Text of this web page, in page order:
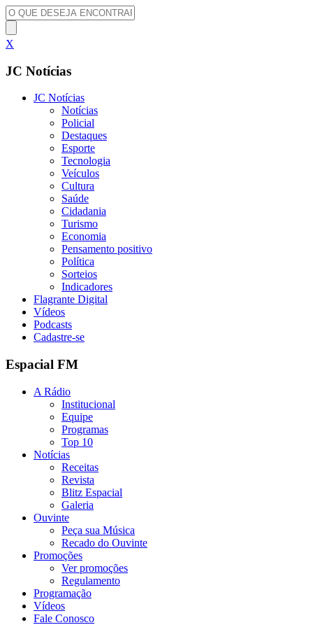
X
JC Notícias
JC Notícias
Notícias
Policial
Destaques
Esporte
Tecnologia
Veículos
Cultura
Saúde
Cidadania
Turismo
Economia
Pensamento positivo
Política
Sorteios
Indicadores
Flagrante Digital
Vídeos
Podcasts
Cadastre-se
Espacial FM
A Rádio
Institucional
Equipe
Programas
Top 10
Notícias
Receitas
Revista
Blitz Espacial
Galeria
Ouvinte
Peça sua Música
Recado do Ouvinte
Promoções
Ver promoções
Regulamento
Programação
Vídeos
Fale Conosco